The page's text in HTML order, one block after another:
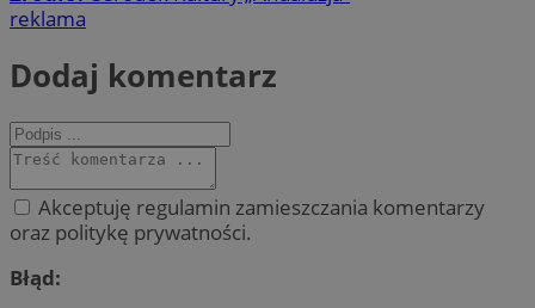
reklama
Dodaj komentarz
Akceptuję regulamin zamieszczania komentarzy
oraz politykę prywatności.
Błąd: